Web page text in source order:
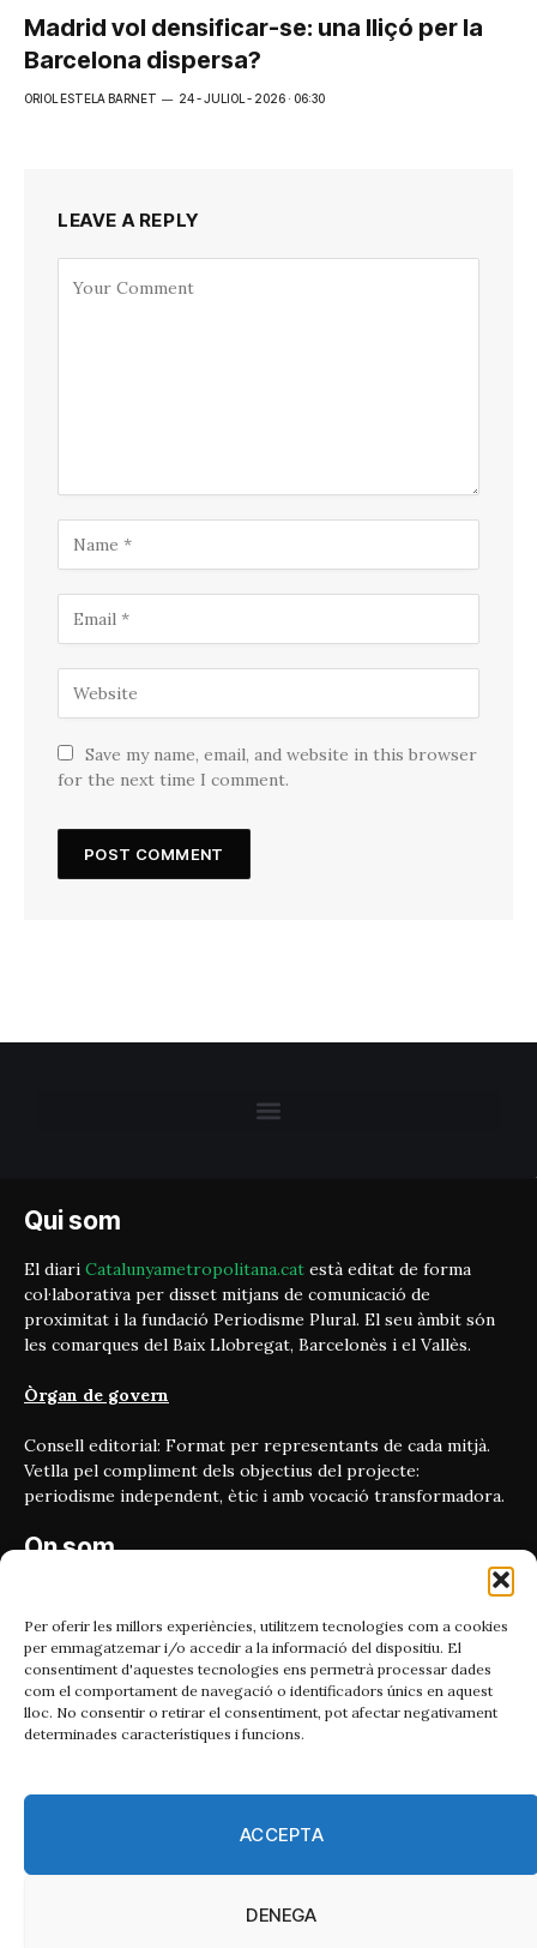
Per oferir les millors experiències, utilitzem tecnologies com a cookies
per emmagatzemar i/o accedir a la informació del dispositiu. El
consentiment d'aquestes tecnologies ens permetrà processar dades
com el comportament de navegació o identificadors únics en aquest
lloc. No consentir o retirar el consentiment, pot afectar negativament
determinades característiques i funcions.
ACCEPTA
DENEGA
Madrid vol densificar-se: una lliçó per la
Barcelona dispersa?
ORIOL ESTELA BARNET 24 - JULIOL - 2026 · 06:30
LEAVE A REPLY
Save my name, email, and website in this browser
for the next time I comment.
Qui som
El diari Catalunyametropolitana.cat està editat de forma
col·laborativa per disset mitjans de comunicació de
proximitat i la fundació Periodisme Plural. El seu àmbit són
les comarques del Baix Llobregat, Barcelonès i el Vallès.
Òrgan de govern
Consell editorial: Format per representants de cada mitjà.
Vetlla pel compliment dels objectius del projecte:
periodisme independent, ètic i amb vocació transformadora.
On som
08010, Barcelona
Contacta'ns
Email:
catmet@periodismeplural.cat
Telèfon: